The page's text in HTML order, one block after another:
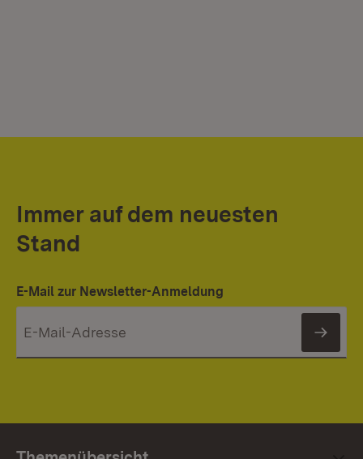
Immer auf dem neuesten
Stand
E-Mail zur Newsletter-Anmeldung